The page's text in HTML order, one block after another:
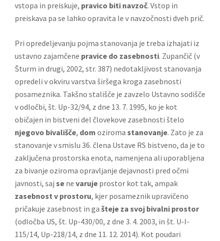
vstopa in preiskuje, pravico biti navzoč. Vstop in
preiskava pa se lahko opravita le v navzočnosti dveh prič.
Pri opredeljevanju pojma stanovanja je treba izhajati iz
ustavno zajamčene pravice do zasebnosti. Zupančič (v
Šturm in drugi, 2002, str. 387) nedotakljivost stanovanja
opredeli v okviru varstva širšega kroga zasebnosti
posameznika. Takšno stališče je zavzelo Ustavno sodišče
v odločbi, št. Up-32/94, z dne 13. 7. 1995, ko je kot
običajen in bistveni del človekove zasebnosti štelo
njegovo bivališče, dom oziroma stanovanje. Zato je za
stanovanje v smislu 36. člena Ustave RS bistveno, da je to
zaključena prostorska enota, namenjena ali uporabljena
za bivanje oziroma opravljanje dejavnosti pred očmi
javnosti, saj se ne varuje prostor kot tak, ampak
zasebnost v prostoru, kjer posameznik upravičeno
pričakuje zasebnost in ga šteje za svoj bivalni prostor
(odločba US, št. Up-430/00, z dne 3. 4. 2003, in št. U-I-
115/14, Up-218/14, z dne 11. 12. 2014). Kot poudari